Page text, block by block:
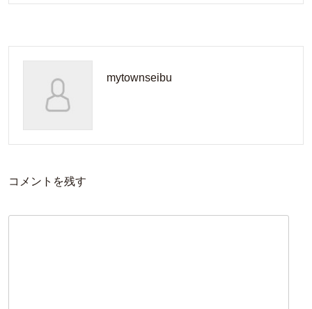
mytownseibu
コメントを残す